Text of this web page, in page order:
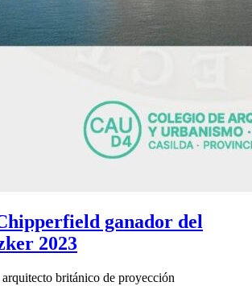
ganador del
2023
británico de proyección